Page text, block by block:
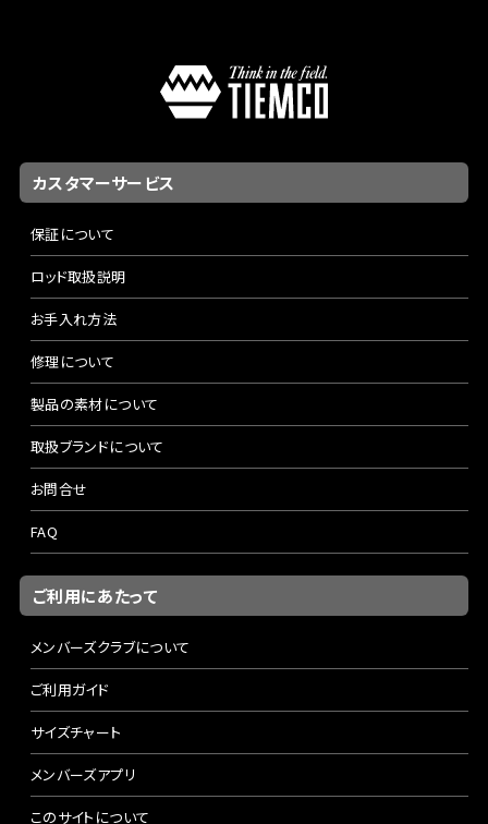
カスタマーサービス
保証について
ロッド取扱説明
お手入れ方法
修理について
製品の素材について
取扱ブランドについて
お問合せ
FAQ
ご利用にあたって
メンバーズクラブについて
ご利用ガイド
サイズチャート
メンバーズアプリ
このサイトについて